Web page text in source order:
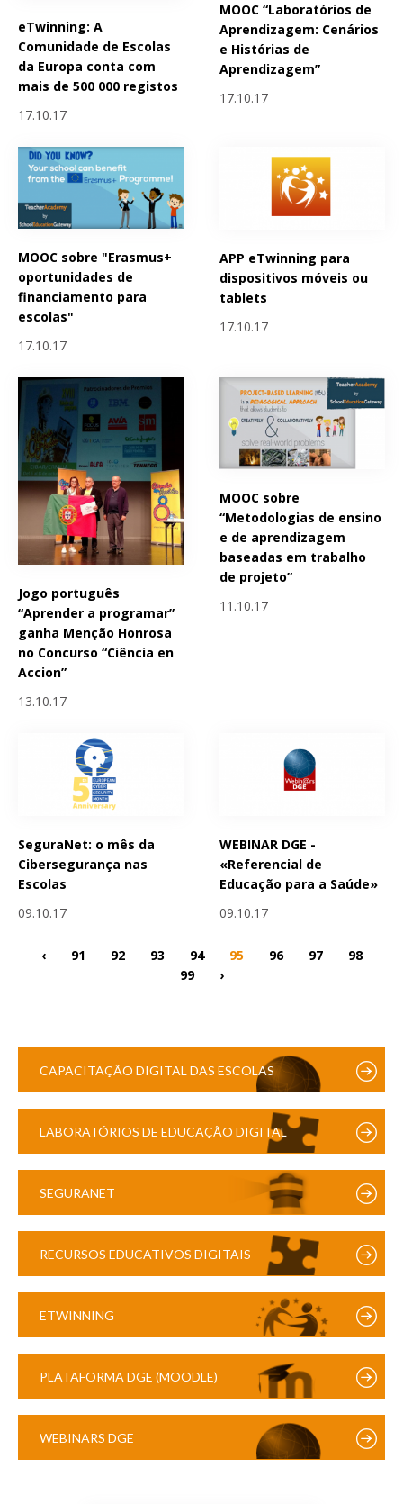
eTwinning: A
Comunidade de Escolas
da Europa conta com
mais de 500 000 registos
17.10.17
MOOC “Laboratórios de
Aprendizagem: Cenários
e Histórias de
Aprendizagem”
17.10.17
MOOC sobre "Erasmus+
oportunidades de
financiamento para
escolas"
17.10.17
APP eTwinning para
dispositivos móveis ou
tablets
17.10.17
Jogo português
“Aprender a programar”
ganha Menção Honrosa
no Concurso “Ciência en
Accion”
13.10.17
MOOC sobre
“Metodologias de ensino
e de aprendizagem
baseadas em trabalho
de projeto”
11.10.17
SeguraNet: o mês da
Cibersegurança nas
Escolas
09.10.17
WEBINAR DGE -
«Referencial de
Educação para a Saúde»
09.10.17
‹ 91 92 93 94 95 96 97
98
99
›
CAPACITAÇÃO DIGITAL DAS ESCOLAS
LABORATÓRIOS DE EDUCAÇÃO DIGITAL
SEGURANET
RECURSOS EDUCATIVOS DIGITAIS
ETWINNING
PLATAFORMA DGE (MOODLE)
WEBINARS DGE